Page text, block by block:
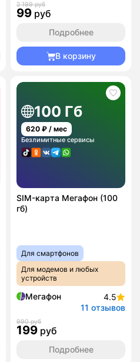
2 199 руб
99 руб
Подробнее
В корзину
100 Гб
620 ₽ / мес
Безлимитные сервисы
SIM-карта Мегафон (100
гб)
Для смартфонов
Для модемов и любых
устройств
Мегафон
4.5
11 отзывов
990 руб
199 руб
Подробнее